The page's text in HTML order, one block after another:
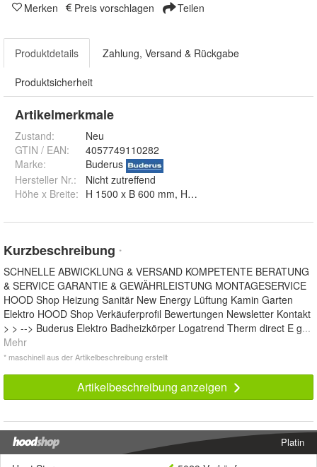
Merken Preis vorschlagen Teilen
Produktdetails Zahlung, Versand & Rückgabe
Produktsicherheit
Artikelmerkmale
Zustand:
Neu
GTIN / EAN:
4057749110282
Marke:
Buderus
Hersteller Nr.:
Nicht zutreffend
Höhe x Breite:
Kurzbeschreibung *
SCHNELLE ABWICKLUNG & VERSAND KOMPETENTE BERATUNG
& SERVICE GARANTIE & GEWÄHRLEISTUNG MONTAGESERVICE
HOOD Shop Heizung Sanitär New Energy Lüftung Kamin Garten
Elektro HOOD Shop Verkäuferprofil Bewertungen Newsletter Kontakt
> > --> Buderus Elektro Badheizkörper Logatrend Therm direct E g...
Mehr
* maschinell aus der Artikelbeschreibung erstellt
Artikelbeschreibung anzeigen
Platin